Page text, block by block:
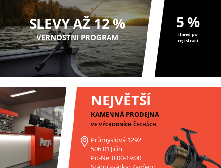
SLEVY AŽ 12 %
VĚRNOSTNÍ PROGRAM
5 %
ihned po
registraci
NEJVĚTŠÍ
KAMENNÁ PRODEJNA
VE VÝCHODNÍCH ČECHÁCH
Průmyslová 1292
506 01 Jičín
Po-Ne: 8:00-19:00